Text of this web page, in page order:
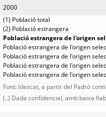
2000
Font: Idescat, a partir del Padró
(..) Dada confidencial, amb baixa